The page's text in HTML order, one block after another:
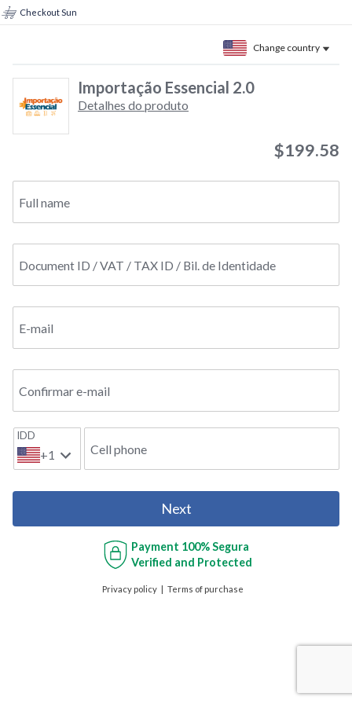
Checkout Sun
Change country
Importação Essencial 2.0
Detalhes do produto
$199.58
Full name
Document ID / VAT / TAX ID / Bil. de Identidade
E-mail
Confirmar e-mail
IDD
+1 Cell phone
Next
Payment 100% Segura
Verified and Protected
Privacy policy Terms of purchase